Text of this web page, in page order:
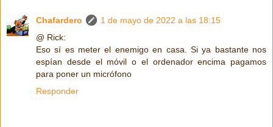
Chafardero
1 de mayo de 2022 a las 18:15
@ Rick:
Eso sí es meter el enemigo en casa. Si ya bastante nos
espían desde el móvil o el ordenador encima pagamos
para poner un micrófono
Responder